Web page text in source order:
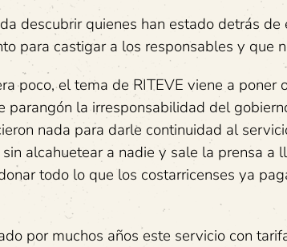
descubrir quienes han estado detrás
para castigar a los responsables y que
poco, el tema de RITEVE viene a poner
parangón la irresponsabilidad del
nada para darle continuidad al
alcahuetear a nadie y sale la prensa a
todo lo que los costarricenses ya
por muchos años este servicio con